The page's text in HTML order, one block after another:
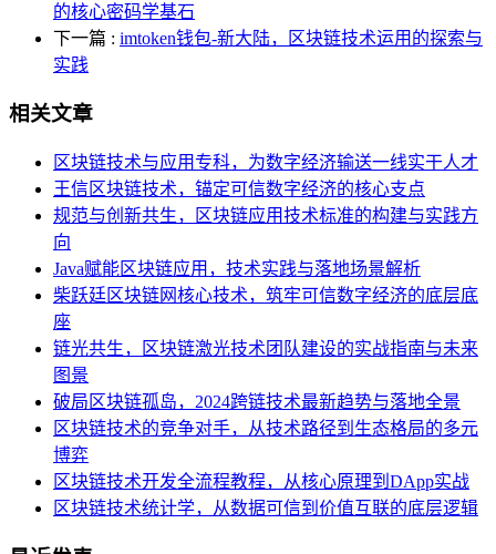
的核心密码学基石
下一篇 : imtoken钱包-新大陆，区块链技术运用的探索与
实践
相关文章
区块链技术与应用专科，为数字经济输送一线实干人才
王信区块链技术，锚定可信数字经济的核心支点
规范与创新共生，区块链应用技术标准的构建与实践方
向
Java赋能区块链应用，技术实践与落地场景解析
柴跃廷区块链网核心技术，筑牢可信数字经济的底层底
座
链光共生，区块链激光技术团队建设的实战指南与未来
图景
破局区块链孤岛，2024跨链技术最新趋势与落地全景
区块链技术的竞争对手，从技术路径到生态格局的多元
博弈
区块链技术开发全流程教程，从核心原理到DApp实战
区块链技术统计学，从数据可信到价值互联的底层逻辑